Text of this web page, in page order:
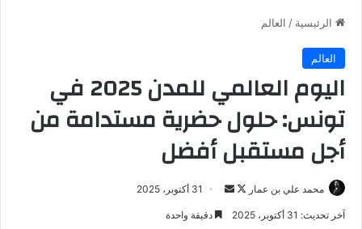
الرئيسية / العالم
العالم
اليوم العالمي للمدن 2025 في
تونس: حلول حضرية مستدامة من
أجل مستقبل أفضل
محمد علي بن عمار
تابع
على
أرسل
بريدا
31 أكتوبر، 2025
آخر تحديث: 31 أكتوبر، 2025 دقيقة واحدة